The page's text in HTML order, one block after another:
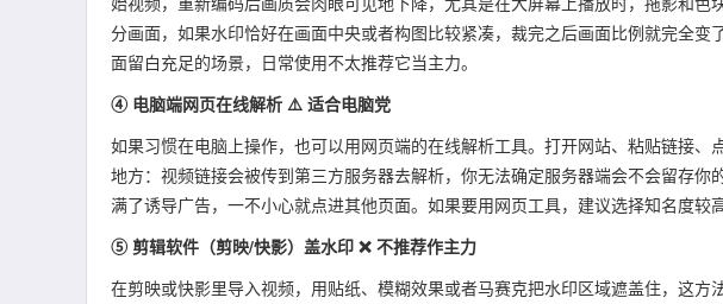
分画面，如果水印恰好在画面中央或者构图比较紧凑，裁完之后画面比例就完全
面留白充足的场景，日常使用不太推荐它当主力。
④ 电脑端网页在线解析 ⚠️ 适合电脑党
如果习惯在电脑上操作，也可以用网页端的在线解析工具。打开网站、粘贴链接
地方：视频链接会被传到第三方服务器去解析，你无法确定服务器端会不会留存
满了诱导广告，一不小心就点进其他页面。如果要用网页工具，建议选择知名度较
⑤ 剪辑软件（剪映/快影）盖水印 ❌ 不推荐作主力
在剪映或快影里导入视频，用贴纸、模糊效果或者马赛克把水印区域遮盖住，这